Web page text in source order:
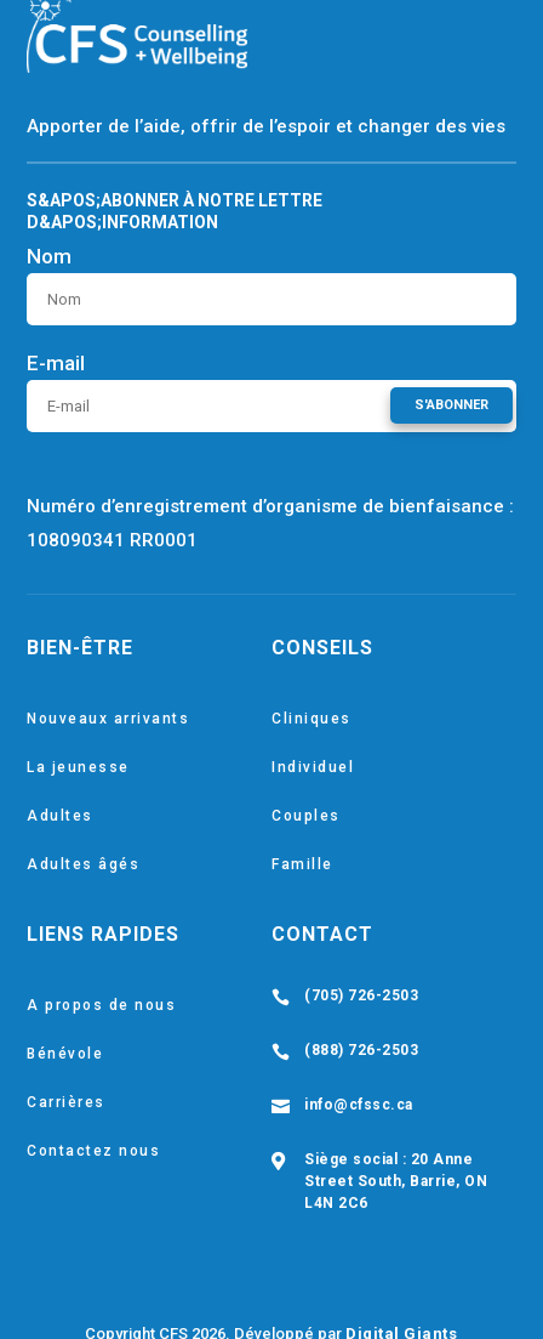
Apporter de l’aide, offrir de l’espoir et changer des vies
S&APOS;ABONNER À NOTRE LETTRE
D&APOS;INFORMATION
Nom
E-mail
S'ABONNER
Numéro d’enregistrement d’organisme de bienfaisance :
108090341 RR0001
BIEN-ÊTRE
Nouveaux arrivants
La jeunesse
Adultes
Adultes âgés
LIENS RAPIDES
A propos de nous
Bénévole
Carrières
Contactez nous
CONSEILS
Cliniques
Individuel
Couples
Famille
CONTACT
 (705) 726-2503
 (888) 726-2503
 info@cfssc.ca

Siège social : 20 Anne
Street South, Barrie, ON
L4N 2C6
Copyright CFS 2026. Développé par Digital Giants